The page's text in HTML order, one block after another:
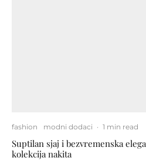
fashion modni dodaci · 1 min read
Suptilan sjaj i bezvremenska
kolekcija nakita